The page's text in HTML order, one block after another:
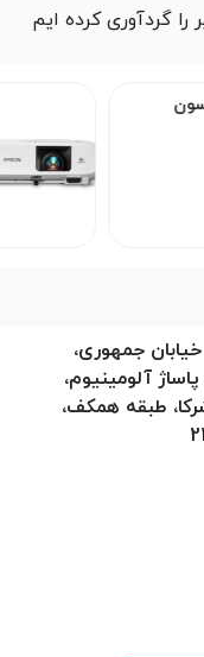
گردآوری کرده ایم
جمهوری،
آلومینیوم،
طبقه همکف،